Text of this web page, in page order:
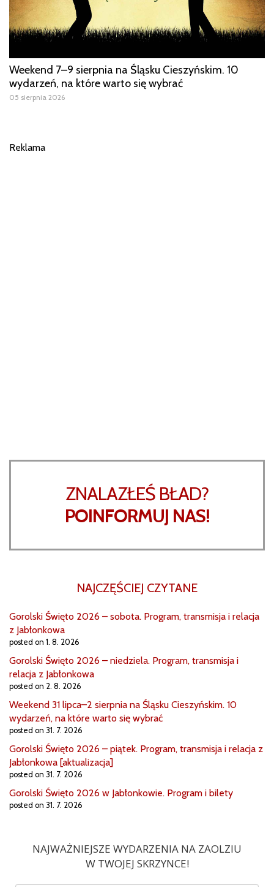
Weekend 7–9 sierpnia na Śląsku Cieszyńskim. 10
wydarzeń, na które warto się wybrać
05 sierpnia 2026
Reklama
ZNALAZŁEŚ BŁAD?
POINFORMUJ NAS!
NAJCZĘŚCIEJ CZYTANE
Gorolski Święto 2026 – sobota. Program, transmisja i relacja
z Jabłonkowa
posted on 1. 8. 2026
Gorolski Święto 2026 – niedziela. Program, transmisja i
relacja z Jabłonkowa
posted on 2. 8. 2026
Weekend 31 lipca–2 sierpnia na Śląsku Cieszyńskim. 10
wydarzeń, na które warto się wybrać
posted on 31. 7. 2026
Gorolski Święto 2026 – piątek. Program, transmisja i relacja z
Jabłonkowa [aktualizacja]
posted on 31. 7. 2026
Gorolski Święto 2026 w Jabłonkowie. Program i bilety
posted on 31. 7. 2026
NAJWAŻNIEJSZE WYDARZENIA NA ZAOLZIU
W TWOJEJ SKRZYNCE!